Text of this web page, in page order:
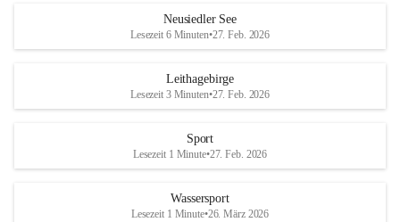
S
und den daraus folgenden wirtschaftlichen
Maßnahmen zur Bekämpfung
Rebe und der Amerikanischen
Anhang VBl. EU Nr. 18
r
S
Neusiedler See
Lesezeit 6 Minuten•27. Feb. 2026
Leithagebirge
Lesezeit 3 Minuten•27. Feb. 2026
Sport
Lesezeit 1 Minute•27. Feb. 2026
Wassersport
Lesezeit 1 Minute•26. März 2026